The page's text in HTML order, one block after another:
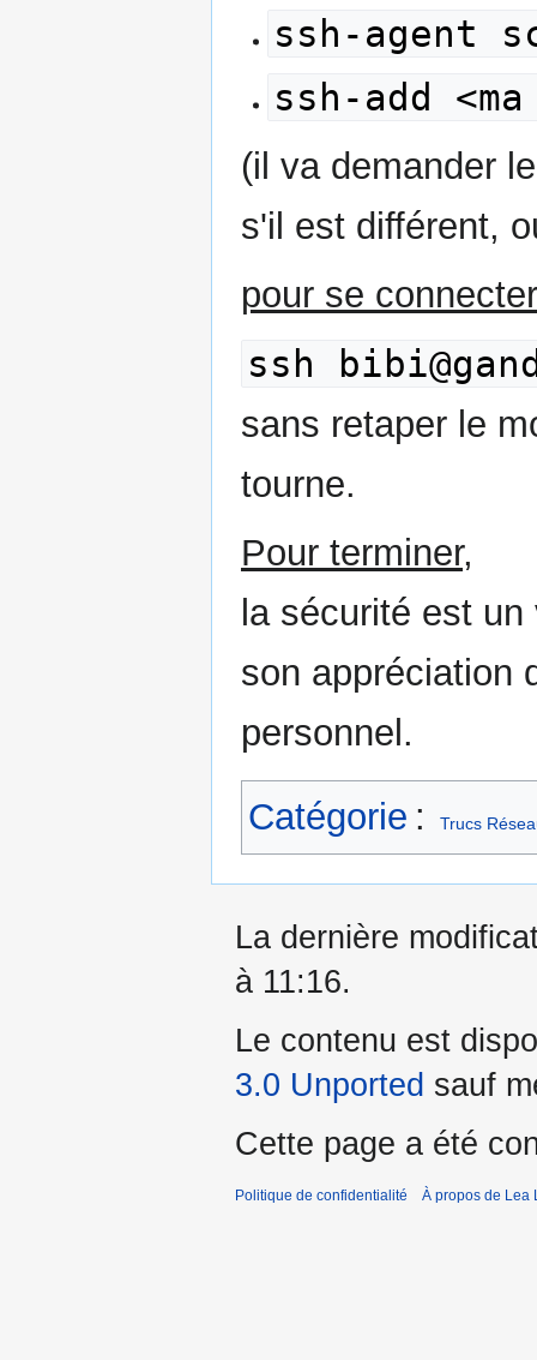
ssh-agent
ssh-add
(il va demander
s'il est différent,
pour se
ssh
sans retaper le
tourne.
Pour terminer,
la sécurité est
son appréciation
personnel.
Catégorie : Trucs
La dernière
à 11:16.
Le contenu est
3.0 Unported sauf
Cette page a été
Politique de confidentialité À propos de Lea